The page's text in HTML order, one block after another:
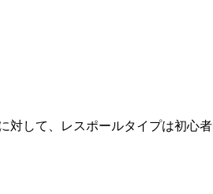
対して、レスポールタイプは初心